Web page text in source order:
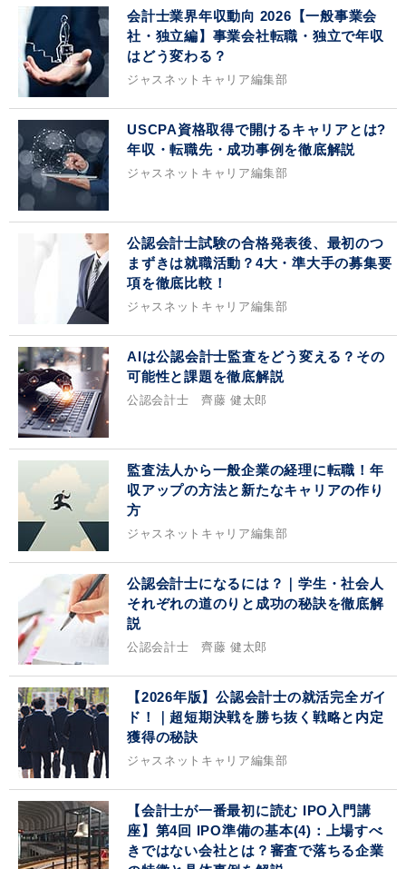
会計士業界年収動向 2026【一般事業会
社・独立編】事業会社転職・独立で年収
はどう変わる？
ジャスネットキャリア編集部
USCPA資格取得で開けるキャリアとは?
年収・転職先・成功事例を徹底解説
ジャスネットキャリア編集部
公認会計士試験の合格発表後、最初のつ
まずきは就職活動？4大・準大手の募集要
項を徹底比較！
ジャスネットキャリア編集部
AIは公認会計士監査をどう変える？その
可能性と課題を徹底解説
公認会計士 齊藤 健太郎
監査法人から一般企業の経理に転職！年
収アップの方法と新たなキャリアの作り
方
ジャスネットキャリア編集部
公認会計士になるには？｜学生・社会人
それぞれの道のりと成功の秘訣を徹底解
説
公認会計士 齊藤 健太郎
【2026年版】公認会計士の就活完全ガイ
ド！｜超短期決戦を勝ち抜く戦略と内定
獲得の秘訣
ジャスネットキャリア編集部
【会計士が一番最初に読む IPO入門講
座】第4回 IPO準備の基本(4)：上場すべ
きではない会社とは？審査で落ちる企業